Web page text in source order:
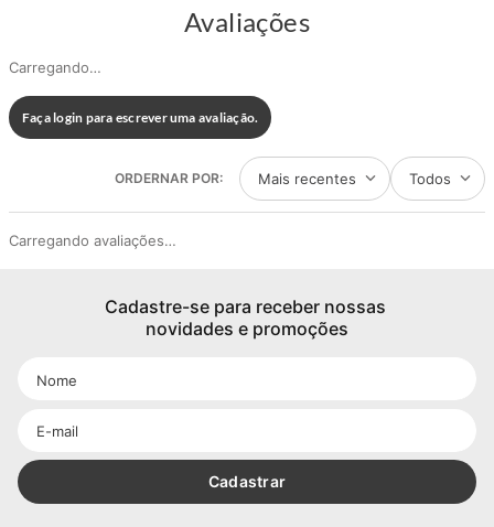
Avaliações
Carregando…
Faça login para escrever uma avaliação.
Mais recentes Todos
Carregando avaliações…
Cadastre-se para receber nossas
novidades e promoções
Cadastrar